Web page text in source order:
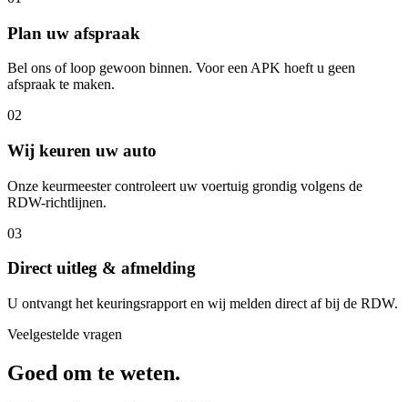
Plan uw afspraak
Bel ons of loop gewoon binnen. Voor een APK hoeft u geen
afspraak te maken.
02
Wij keuren uw auto
Onze keurmeester controleert uw voertuig grondig volgens de
RDW-richtlijnen.
03
Direct uitleg & afmelding
U ontvangt het keuringsrapport en wij melden direct af bij de RDW.
Veelgestelde vragen
Goed om te weten.